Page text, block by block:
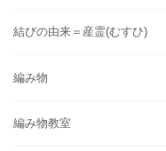
結びの由来＝産霊(むすひ)
編み物
編み物教室